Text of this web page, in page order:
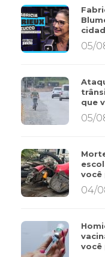
05/
que
05/
você
04/
você